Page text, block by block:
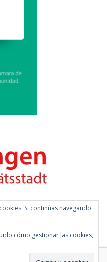
Si continúas navegando
cómo gestionar las cookies,